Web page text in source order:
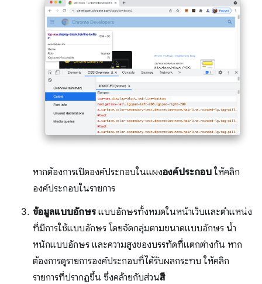
หากต้องการเปิดองค์ประกอบในแผงองค์ประกอบให้คลิก
องค์ประกอบในรายการ
ข้อมูลแบบอักษร แบบอักษรทั้งหมดในหน้าเว็บและตําแหน่ง
ที่มีการใช้แบบอักษร โดยจัดกลุ่มตามขนาดแบบอักษร น้ำ
หนักแบบอักษร และความสูงของบรรทัดที่แตกต่างกัน หาก
ต้องการดูรายการองค์ประกอบที่ได้รับผลกระทบ ให้คลิก
รายการที่ปรากฏขึ้น ซึ่งคล้ายกับส่วนสี